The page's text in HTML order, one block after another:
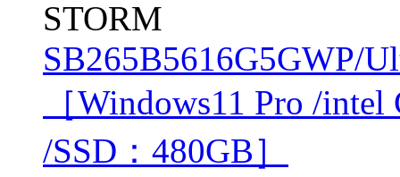
STORM
SB265B5616G5GWP/
［Windows11 Pro /
/SSD：480GB］